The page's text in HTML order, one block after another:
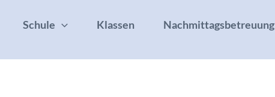
Schule Klassen Nachmittagsbetreuung